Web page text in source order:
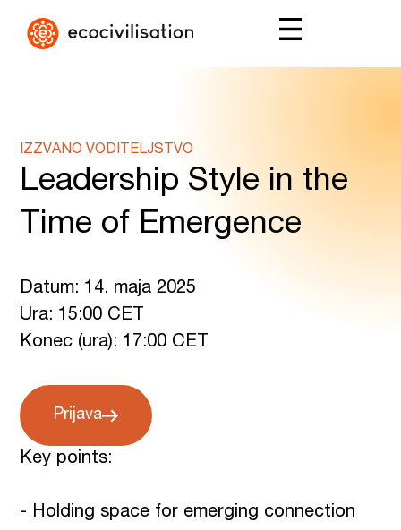
IZZVANO VODITELJSTVO
Leadership Style in the
Time of Emergence
Datum: 14. maja 2025
Ura: 15:00 CET
Konec (ura): 17:00 CET
Prijava
Key points:
- Holding space for emerging connection